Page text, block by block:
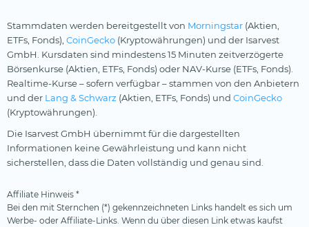
Pictet
Pimco
Robeco
Schroders
SEBA Bank
SocGen
State Street SPDR (2)
Steelcoin
Swisscanto
Stammdaten werden bereitgestellt von Morningstar (Aktien,
ETFs, Fonds), CoinGecko (Kryptowährungen) und der Isarvest
GmbH. Kursdaten sind mindestens 15 Minuten zeitverzögerte
Börsenkurse (Aktien, ETFs, Fonds) oder NAV-Kurse (ETFs, Fonds).
Realtime-Kurse – sofern verfügbar – stammen von den Anbietern
und der Lang & Schwarz (Aktien, ETFs, Fonds) und CoinGecko
(Kryptowährungen).
Die Isarvest GmbH übernimmt für die dargestellten
Informationen keine Gewährleistung und kann nicht
sicherstellen, dass die Daten vollständig und genau sind.
Affiliate Hinweis *
Bei den mit Sternchen (*) gekennzeichneten Links handelt es sich um
Werbe- oder Affiliate-Links. Wenn du über diesen Link etwas kaufst